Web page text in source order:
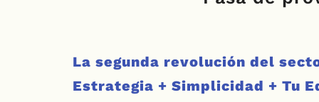
La segunda revolución del
Estrategia + Simplicidad + Tu